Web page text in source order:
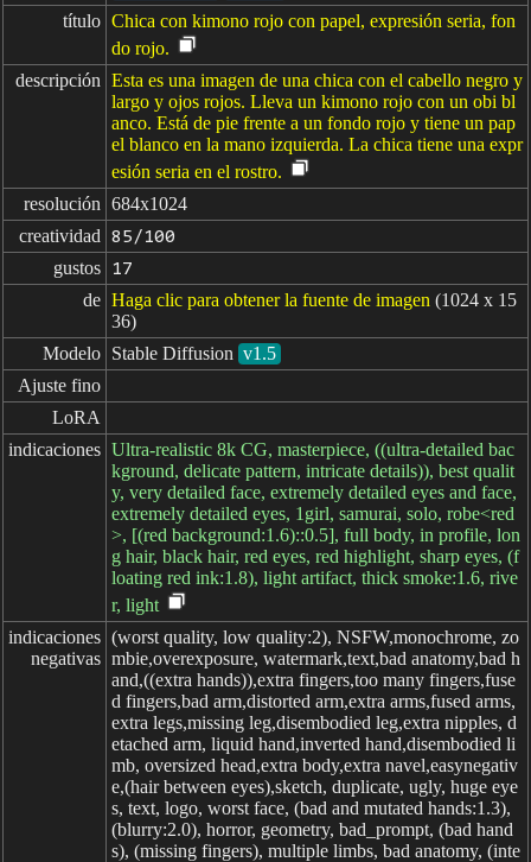
título Chica con kimono rojo con papel, expresión seria, fon
do rojo.
descripción Esta es una imagen de una chica con el cabello negro y
largo y ojos rojos. Lleva un kimono rojo con un obi bl
anco. Está de pie frente a un fondo rojo y tiene un pap
el blanco en la mano izquierda. La chica tiene una expr
esión seria en el rostro.
resolución 684x1024
creatividad
85/100
gustos 17
de Haga clic para obtener la fuente de imagen (1024 x 15
36)
Modelo Stable Diffusion v1.5
Ajuste fino
LoRA
indicaciones Ultra-realistic 8k CG, masterpiece, ((ultra-detailed bac
kground, delicate pattern, intricate details)), best qualit
y, very detailed face, extremely detailed eyes and face,
extremely detailed eyes, 1girl, samurai, solo, robe<red
>, [(red background:1.6)::0.5], full body, in profile, lon
g hair, black hair, red eyes, red highlight, sharp eyes, (f
loating red ink:1.8), light artifact, thick smoke:1.6, rive
r, light
indicaciones
negativas
(worst quality, low quality:2), NSFW,monochrome, zo
mbie,overexposure, watermark,text,bad anatomy,bad h
and,((extra hands)),extra fingers,too many fingers,fuse
d fingers,bad arm,distorted arm,extra arms,fused arms,
extra legs,missing leg,disembodied leg,extra nipples, d
etached arm, liquid hand,inverted hand,disembodied li
mb, oversized head,extra body,extra navel,easynegativ
e,(hair between eyes),sketch, duplicate, ugly, huge eye
s, text, logo, worst face, (bad and mutated hands:1.3),
(blurry:2.0), horror, geometry, bad_prompt, (bad hand
s), (missing fingers), multiple limbs, bad anatomy, (inte